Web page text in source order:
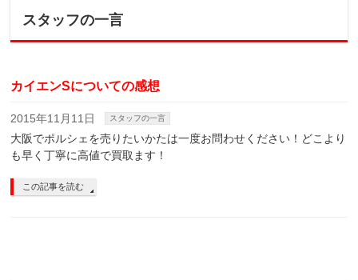
スタッフの一言
カイエンSについての感想
2015年11月11日 スタッフの一言
大阪でポルシェを売りたいかたは一度お問わせください！どこより
も早く丁寧に高値で買取ます！
この記事を読む